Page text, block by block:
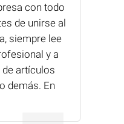
con todo
de unirse al
siempre lee
y a
artículos
demás. En